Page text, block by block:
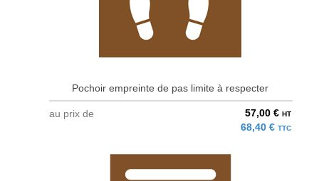
Pochoir empreinte de pas limite à respecter
au prix de 57,00 € HT
68,40 € TTC